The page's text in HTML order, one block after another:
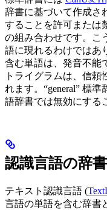
辞書に基づいて作成さ
することを許可または
の組み合わせです。こ
語に現れるわけではあ
含む単語は、発音不能
トライグラムは、信頼
れます。“general” 標
語辞書では無効にする
認識言語の辞書
テキスト認識言語 (
言語の単語を含む辞書